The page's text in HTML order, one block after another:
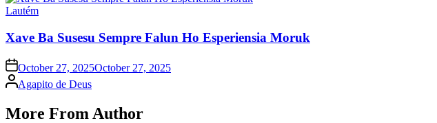
Posted
Lautém
Xave Ba Susesu Sempre Falun Ho Esperiensia Moruk
Posted
on
October 27, 2025October 27, 2025
Posted
by
Agapito de Deus
More From Author